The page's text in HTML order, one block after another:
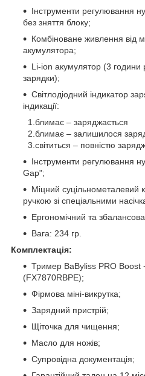
Інструменти регулювання
без зняття блоку;
Комбіноване живлення від
акумулятора;
Li-ion акумулятор (3 години
зарядки);
Світлодіодний індикатор
індикації:
1.блимає – заряджається
2.блимає – залишилося
3.світиться – повністю
Інструменти регулювання
Gap";
Міцний суцільнометалевий
ручкою зі спеціальними
Ергономічний та
Вага: 234 гр.
Комплектація:
Тример BaByliss PRO Boost
(FX7870RBPE);
Фірмова міні-викрутка;
Зарядний пристрій;
Щіточка для чищення;
Масло для ножів;
Супровідна документація;